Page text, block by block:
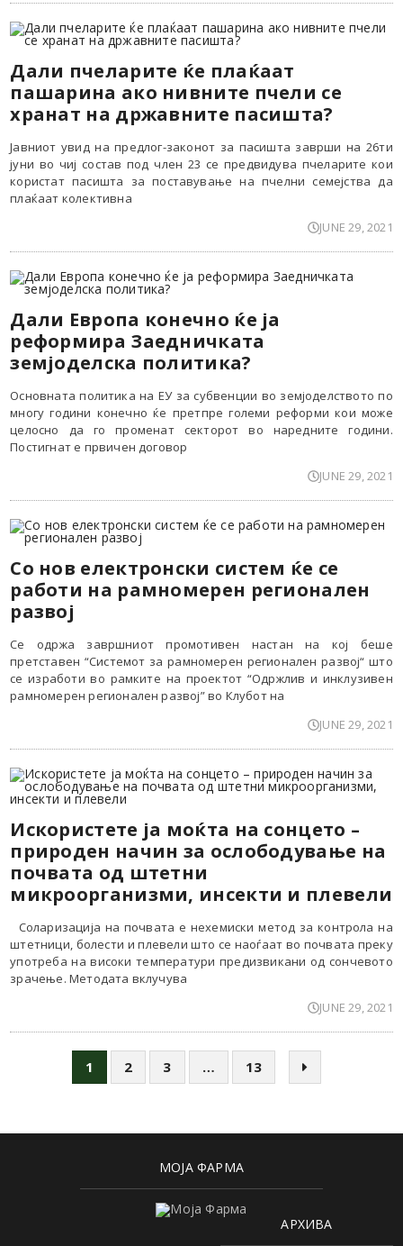
Дали пчеларите ќе плаќаат
пашарина ако нивните пчели се
хранат на државните пасишта?
Јавниот увид на предлог-законот за пасишта заврши на 26ти
јуни во чиј состав под член 23 се предвидува пчеларите кои
користат пасишта за поставување на пчелни семејства да
плаќаат колективна
JUNE 29, 2021
Дали Европа конечно ќе ја
реформира Заедничката
земјоделска политика?
Основната политика на ЕУ за субвенции во земјоделството по
многу години конечно ќе претпре големи реформи кои може
целосно да го променат секторот во наредните години.
Постигнат е првичен договор
JUNE 29, 2021
Со нов електронски систем ќе се
работи на рамномерен регионален
развој
Се одржа завршниот промотивен настан на кој беше
претставен “Системот за рамномерен регионален развој“ што
се изработи во рамките на проектот “Одржлив и инклузивен
рамномерен регионален развој” во Клубот на
JUNE 29, 2021
Искористете ја моќта на сонцето –
природен начин за ослободување на
почвата од штетни
микроорганизми, инсекти и плевели
Соларизација на почвата е нехемиски метод за контрола на
штетници, болести и плевели што се наоѓаат во почвата преку
употреба на високи температури предизвикани од сончевото
зрачење. Методата вклучува
JUNE 29, 2021
1 2 3 … 13
МОЈА ФАРМА
АРХИВА